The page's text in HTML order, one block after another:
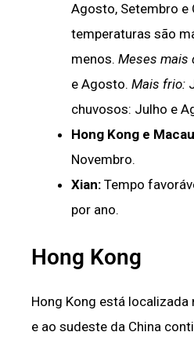
Agosto, Setembro e
temperaturas são
menos. Meses mais
e Agosto. Mais frio:
chuvosos: Julho e
Hong Kong e
Novembro.
Xian: Tempo
por ano.
Hong Kong
Hong Kong está localizada
e ao sudeste da China